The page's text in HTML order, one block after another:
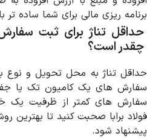
برنامه ریزی مالی برای شما ساده تر
حداقل تناژ برای ثبت
چقدر است؟
حداقل تناژ به محل تحویل و نوع
سفارش های یک کامیون تک یا
سفارش های کمتر از ظرفیت یک
فولاد برابا صحبت کنید تا بهترین
پیشنهاد شود.